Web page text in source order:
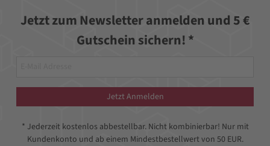
Jetzt zum Newsletter anmelden und 5 €
Gutschein sichern! *
Jetzt Anmelden
* Jederzeit kostenlos abbestellbar. Nicht kombinierbar! Nur mit
Kundenkonto und ab einem Mindestbestellwert von 50 EUR.